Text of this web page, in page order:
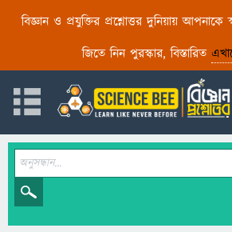
বিজ্ঞান ও প্রযুক্তির প্রশ্নোত্তর দুনিয়ায় আপনাকে
জিতে নিন পুরস্কার, বিস্তারিত